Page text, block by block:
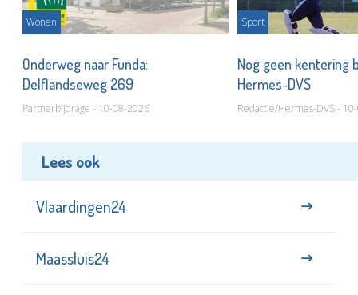
Wonen
Onderweg naar Funda:
Delflandseweg 269
Partnerbijdrage - 10-08-2026
Sport
Nog geen kentering
Hermes-DVS
Redactie/Hermes-DVS -
Lees ook
Vlaardingen24
Maassluis24